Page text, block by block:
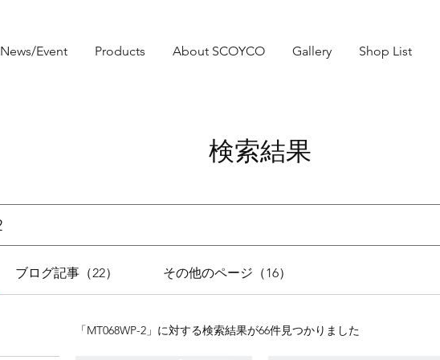
News/Event Products About SCOYCO Gallery Shop List
検索結果
ブログ記事（22） その他のページ（16）
「MT068WP-2」に対する検索結果が66件見つかりました